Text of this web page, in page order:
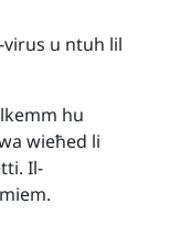
virus u ntuh lil
hu
wieħed li
Il-